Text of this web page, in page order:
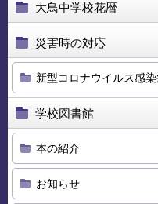
大鳥中学校花暦
災害時の対応
新型コロナウイルス感
学校図書館
本の紹介
お知らせ